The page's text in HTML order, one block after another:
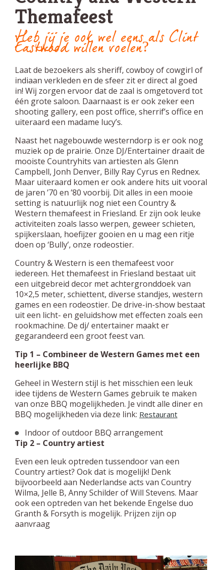
Themafeest
Heb jij je ook wel eens als Clint
Eastwood willen voelen?
Laat de bezoekers als sheriff, cowboy of cowgirl of
indiaan verkleden en de sfeer zit er direct al goed
in! Wij zorgen ervoor dat de zaal is omgetoverd tot
één grote saloon. Daarnaast is er ook zeker een
shooting gallery, een post office, sherrif’s office en
uiteraard een madame lucy’s.
Naast het nagebouwde westerndorp is er ook nog
muziek op de prairie. Onze DJ/Entertainer draait de
mooiste Countryhits van artiesten als Glenn
Campbell, Jonh Denver, Billy Ray Cyrus en Rednex.
Maar uiteraard komen er ook andere hits uit vooral
de jaren ’70 en ’80 voorbij. Dit alles in een mooie
setting is natuurlijk nog niet een Country &
Western themafeest in Friesland. Er zijn ook leuke
activiteiten zoals lasso werpen, geweer schieten,
spijkerslaan, hoefijzer gooien en u mag een ritje
doen op ‘Bully’, onze rodeostier.
Country & Western is een themafeest voor
iedereen. Het themafeest in Friesland bestaat uit
een uitgebreid decor met achtergronddoek van
10×2,5 meter, schiettent, diverse standjes, western
games en een rodeostier. De drive-in-show bestaat
uit een licht- en geluidshow met effecten zoals een
rookmachine. De dj/ entertainer maakt er
gegarandeerd een groot feest van.
Tip 1 – Combineer de Western Games met een
heerlijke BBQ
Geheel in Western stijl is het misschien een leuk
idee tijdens de Western Games gebruik te maken
van onze BBQ mogelijkheden. Je vindt alle diner en
BBQ mogelijkheden via deze link: Restaurant
Indoor of outdoor BBQ arrangement
Tip 2 – Country artiest
Even een leuk optreden tussendoor van een
Country artiest? Ook dat is mogelijk! Denk
bijvoorbeeld aan Nederlandse acts van Country
Wilma, Jelle B, Anny Schilder of Will Stevens. Maar
ook een optreden van het bekende Engelse duo
Granth & Forsyth is mogelijk. Prijzen zijn op
aanvraag